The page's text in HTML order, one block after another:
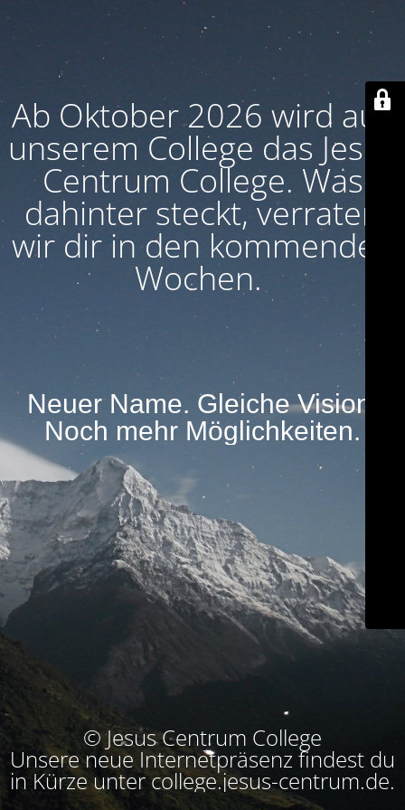
Ab Oktober 2026 wird aus
unserem College das Jesus
Centrum College. Was
dahinter steckt, verraten
wir dir in den kommenden
Wochen.
Neuer Name. Gleiche Vision.
Noch mehr Möglichkeiten.
© Jesus Centrum College
Unsere neue Internetpräsenz findest du
in Kürze unter college.jesus-centrum.de.